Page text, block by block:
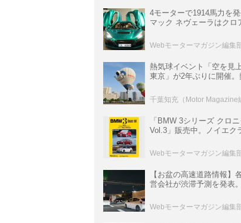
4モーターで1914馬力を発
マック ネヴェーラはクロ
ロニクル・完全版／115】
Webモーターマガジン編集
熱気球イベント「空を見
東京」が2年ぶりに開催。
室などのコンテンツも
「BMW 3シリーズ クロ
Vol.3」販売中。ノイエク
ムック
Webモーターマガジン編集
【お盆の高速道路情報】
営会社が渋滞予測を発表
数ある
Webモーターマガジン編集